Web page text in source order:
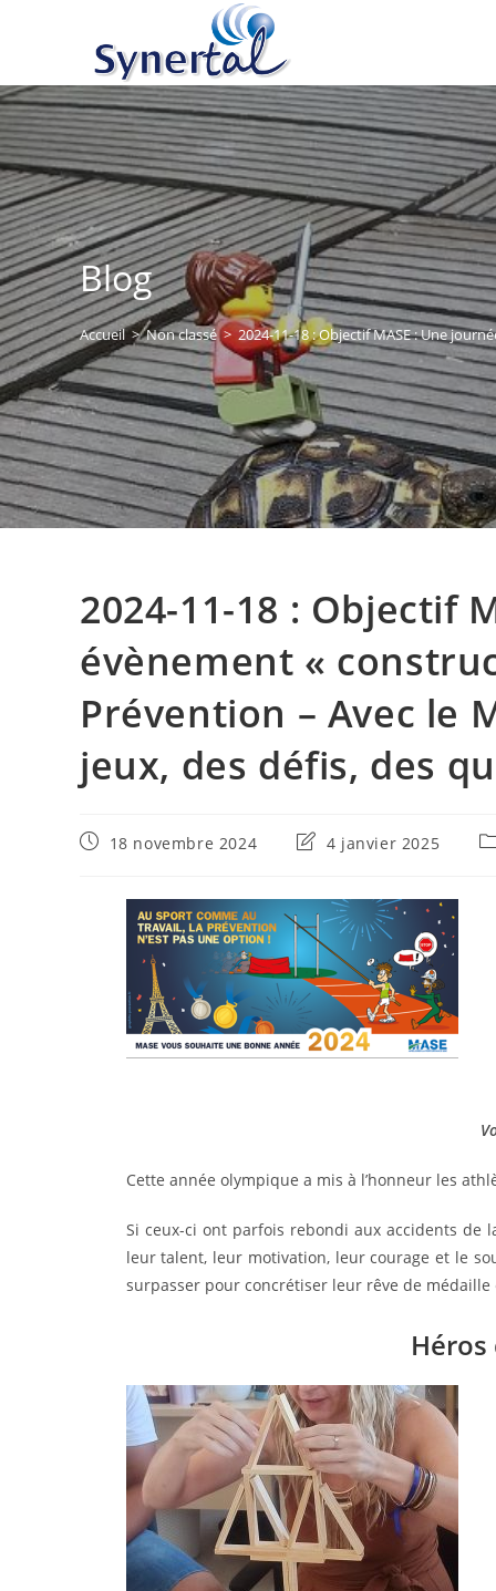
Blog
Accueil > Non classé > 2024-11-18 : Objectif MASE : Une
2024-11-18 : Objectif
évènement «
Prévention – Avec le
jeux, des défis, des
Publication
18 novembre 2024
Dernière
la
publication :
4 janvier 2025
Cette année olympique a mis à l’honneur les
Si ceux-ci ont parfois rebondi aux accidents de
leur talent, leur motivation, leur courage et le
surpasser pour concrétiser leur rêve de